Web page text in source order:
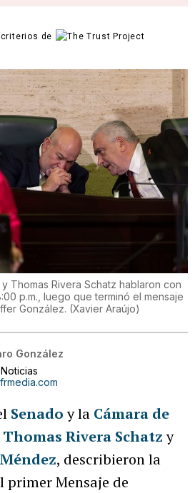
de
Thomas Rivera Schatz hablaron con
p.m., luego que terminó el mensaje
González. (Xavier Araújo)
González
Senadoy la Cámara de
Thomas Rivera Schatzy
, describieron la
primer Mensaje de